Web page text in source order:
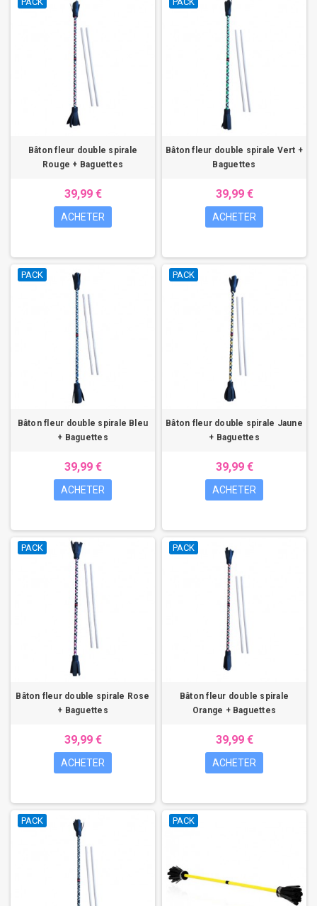
Bâton fleur double spirale
Rouge + Baguettes
39,99 €
ACHETER
Bâton fleur double spirale Vert +
Baguettes
39,99 €
ACHETER
PACK
Bâton fleur double spirale Bleu
+ Baguettes
39,99 €
ACHETER
PACK
Bâton fleur double spirale Jaune
+ Baguettes
39,99 €
ACHETER
PACK
Bâton fleur double spirale Rose
+ Baguettes
39,99 €
ACHETER
PACK
Bâton fleur double spirale
Orange + Baguettes
39,99 €
ACHETER
PACK PACK